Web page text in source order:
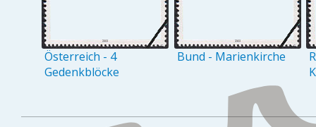
Österreich - 4
Gedenkblöcke
Bund - Marienkirche